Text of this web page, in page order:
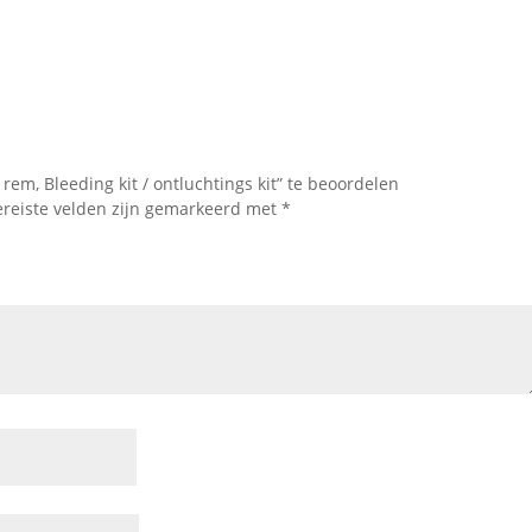
Bleeding kit / ontluchtings kit” te beoordelen
velden zijn gemarkeerd met*